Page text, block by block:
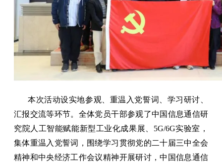
本次活动设实地参观、重温入党誓词、学习研讨、
汇报交流等环节。全体党员干部参观了中国信息通信研
究院人工智能赋能新型工业化成果展、5G/6G实验室，
集体重温入党誓词，围绕学习贯彻党的二十届三中全会
精神和中央经济工作会议精神开展研讨，中国信息通信